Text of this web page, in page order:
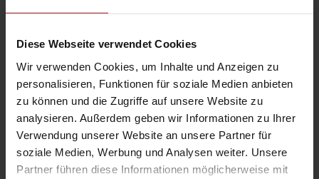
Diese Webseite verwendet Cookies
Wir verwenden Cookies, um Inhalte und Anzeigen zu
personalisieren, Funktionen für soziale Medien anbieten
zu können und die Zugriffe auf unsere Website zu
analysieren. Außerdem geben wir Informationen zu Ihrer
Verwendung unserer Website an unsere Partner für
soziale Medien, Werbung und Analysen weiter. Unsere
Partner führen diese Informationen möglicherweise mit
genommen.*Zur DSGVO
2 + 13=